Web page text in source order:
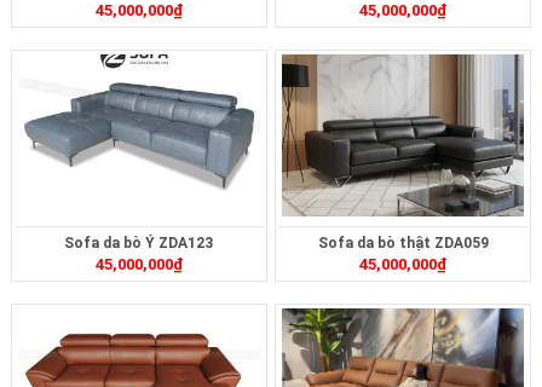
45,000,000₫ 45,000,000₫
Sofa da bò Ý ZDA123
45,000,000₫
Sofa da bò thật ZDA059
45,000,000₫